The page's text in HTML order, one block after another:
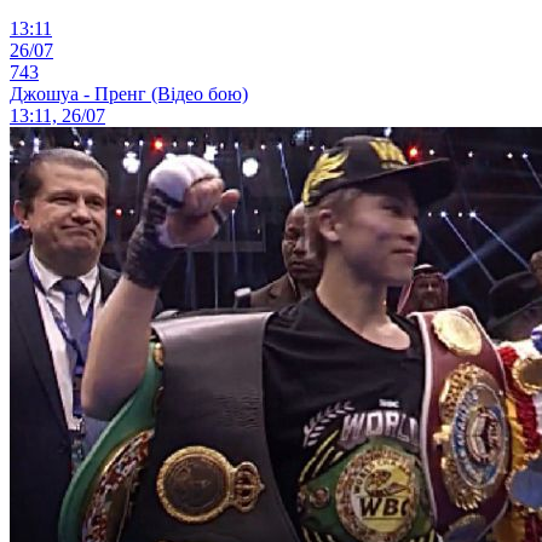
13:11
26/07
743
Джошуа - Пренг (Відео бою)
13:11, 26/07